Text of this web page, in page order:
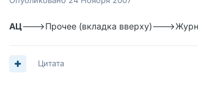
АЦ--->Прочее (вкладка вверху)---
Цитата